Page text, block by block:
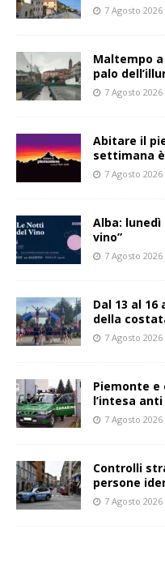
7 Agosto 2026
Maltempo
palo
7 Agosto 2026
Abitare il
settimana
7 Agosto 2026
Alba:
vino”
7 Agosto 2026
Dal 13 al 16
della
7 Agosto 2026
Piemonte
l’intesa
7 Agosto 2026
Controlli
persone
7 Agosto 2026